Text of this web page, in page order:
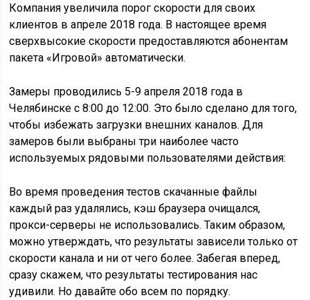
Компания увеличила порог скорости для своих
клиентов в апреле 2018 года. В настоящее время
сверхвысокие скорости предоставляются абонентам
пакета «Игровой» автоматически.
Замеры проводились 5-9 апреля 2018 года в
Челябинске с 8:00 до 12:00. Это было сделано для того,
чтобы избежать загрузки внешних каналов. Для
замеров были выбраны три наиболее часто
используемых рядовыми пользователями действия:
Во время проведения тестов скачанные файлы
каждый раз удалялись, кэш браузера очищался,
прокси-серверы не использовались. Таким образом,
можно утверждать, что результаты зависели только от
скорости канала и ни от чего более. Забегая вперед,
сразу скажем, что результаты тестирования нас
удивили. Но давайте обо всем по порядку.